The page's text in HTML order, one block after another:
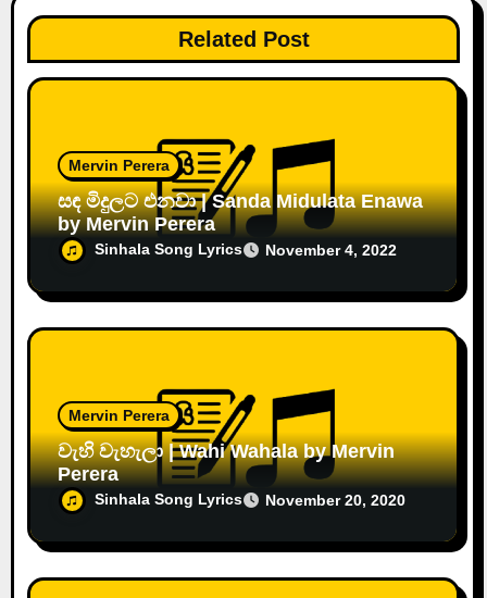
Related Post
Mervin Perera
සඳ මිදුලට එනවා | Sanda Midulata Enawa
by Mervin Perera
Sinhala Song Lyrics November 4, 2022
Mervin Perera
වැහි වැහැලා | Wahi Wahala by Mervin
Perera
Sinhala Song Lyrics November 20, 2020